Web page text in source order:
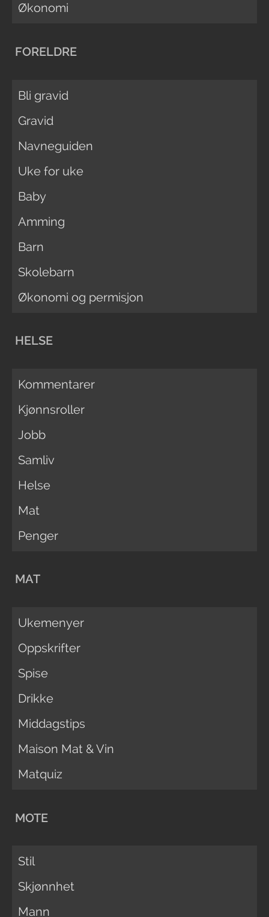
Økonomi
FORELDRE
Bli gravid
Gravid
Navneguiden
Uke for uke
Baby
Amming
Barn
Skolebarn
Økonomi og permisjon
HELSE
Kommentarer
Kjønnsroller
Jobb
Samliv
Helse
Mat
Penger
MAT
Ukemenyer
Oppskrifter
Spise
Drikke
Middagstips
Maison Mat & Vin
Matquiz
MOTE
Stil
Skjønnhet
Mann